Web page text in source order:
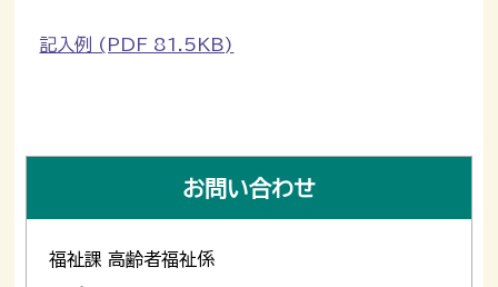
記入例 (PDF 81.5KB)
お問い合わせ
福祉課 高齢者福祉係